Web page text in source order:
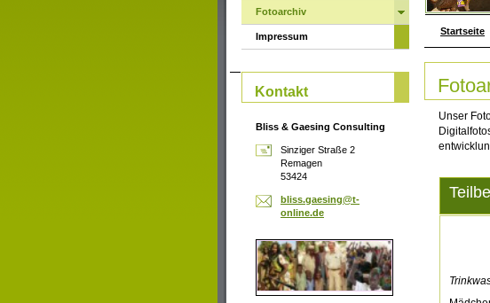
Startseite
Unser
Fotoarchiv
Impressum
Kontakt
Bliss & Gaesing Consulting
Sinziger Straße 2
Remagen
53424
bliss.gaesing@t-
online.de